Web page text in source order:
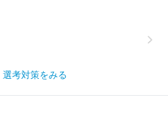
選考対策をみる